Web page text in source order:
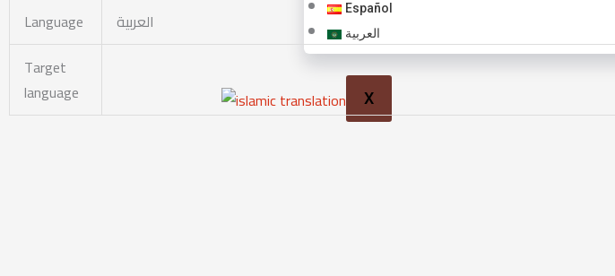
Español
العربية
X
Language
العربية
Target
language